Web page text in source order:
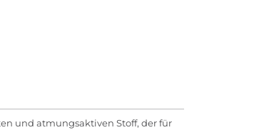
und atmungsaktiven Stoff, der für